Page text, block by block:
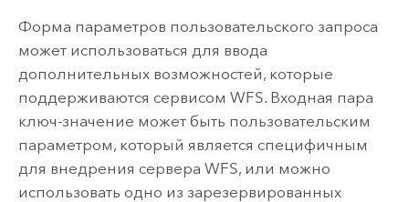
Форма параметров пользовательского запроса
может использоваться для ввода
дополнительных возможностей, которые
поддерживаются сервисом WFS. Входная пара
ключ-значение может быть пользовательским
параметром, который является специфичным
для внедрения сервера WFS, или можно
использовать одно из зарезервированных